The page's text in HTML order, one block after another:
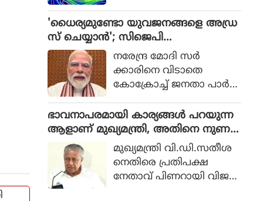
essure Area) രൂപപ്പെട്ടു.
കേരളത്തിൽ ഓഗസ്റ്റ് 12 വ
രെയുള്ള ദിവസങ്ങളിൽ
നേരിയതോ മിതമായതോ
ആയ മഴയ്ക്ക് സാധ്യത.
'ധൈര്യമുണ്ടോ യുവജനങ്ങളെ അഡ്ര
സ് ചെയ്യാൻ'; സിജെപി
വെല്ലുവിളിയിൽ വിറച്ച് മോദി സർ
ക്കാർ
നരേന്ദ്ര മോദി സർ
ക്കാരിനെ വിടാതെ
കോക്രോച്ച് ജനതാ പാർട്ടി.
നാട്ടിലെ യുവാക്കളെ അ
ഡ്രസ് ചെയ്യാൻ സിജെപി
മോദിയെ ക്ഷണിച്ചു.
യുവാക്കളെ ബാധിക്കുന്ന
വിഷയങ്ങളെ കുറിച്ച്
മോദി സംസാരിക്കണ
ഭാവനാപരമായി കാര്യങ്ങൾ പറയുന്ന
ആളാണ് മുഖ്യമന്ത്രി, അതിനെ നുണ
എന്നും വിളിക്കാം: പിണറായി വിജയൻ
മുഖ്യമന്ത്രി വി.ഡി.സതീശ
നെതിരെ പ്രതിപക്ഷ
നേതാവ് പിണറായി വിജയ